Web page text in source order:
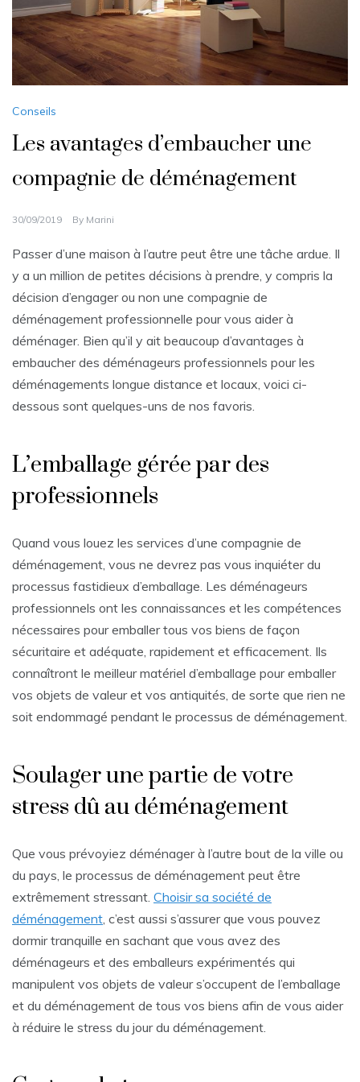
Conseils
Les avantages d’embaucher une
compagnie de déménagement
30/09/2019 By Marini
Passer d’une maison à l’autre peut être une tâche ardue. Il
y a un million de petites décisions à prendre, y compris la
décision d’engager ou non une compagnie de
déménagement professionnelle pour vous aider à
déménager. Bien qu’il y ait beaucoup d’avantages à
embaucher des déménageurs professionnels pour les
déménagements longue distance et locaux, voici ci-
dessous sont quelques-uns de nos favoris.
L’emballage gérée par des
professionnels
Quand vous louez les services d’une compagnie de
déménagement, vous ne devrez pas vous inquiéter du
processus fastidieux d’emballage. Les déménageurs
professionnels ont les connaissances et les compétences
nécessaires pour emballer tous vos biens de façon
sécuritaire et adéquate, rapidement et efficacement. Ils
connaîtront le meilleur matériel d’emballage pour emballer
vos objets de valeur et vos antiquités, de sorte que rien ne
soit endommagé pendant le processus de déménagement.
Soulager une partie de votre
stress dû au déménagement
Que vous prévoyiez déménager à l’autre bout de la ville ou
du pays, le processus de déménagement peut être
extrêmement stressant. Choisir sa société de
déménagement , c’est aussi s’assurer que vous pouvez
dormir tranquille en sachant que vous avez des
déménageurs et des emballeurs expérimentés qui
manipulent vos objets de valeur s’occupent de l’emballage
et du déménagement de tous vos biens afin de vous aider
à réduire le stress du jour du déménagement.